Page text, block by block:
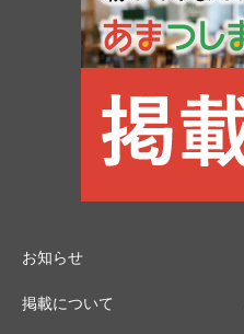
お知らせ
掲載について